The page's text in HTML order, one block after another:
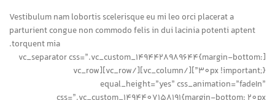
Vestibulum nam lobortis scelerisque eu mi leo orci placerat a
parturient congue non commodo felis in dui lacinia potenti aptent
torquent mia.
[vc_separator css=”.vc_custom_1494428989644{margin-bottom:
30px !important;}”][/vc_column][/vc_row][vc_row
equal_height=”yes” css_animation=”fadeIn”